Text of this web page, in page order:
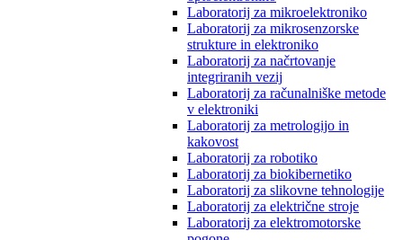
Laboratorij za mikroelektroniko
Laboratorij za mikrosenzorske
strukture in elektroniko
Laboratorij za načrtovanje
integriranih vezij
Laboratorij za računalniške metode
v elektroniki
Laboratorij za metrologijo in
kakovost
Laboratorij za robotiko
Laboratorij za biokibernetiko
Laboratorij za slikovne tehnologije
Laboratorij za električne stroje
Laboratorij za elektromotorske